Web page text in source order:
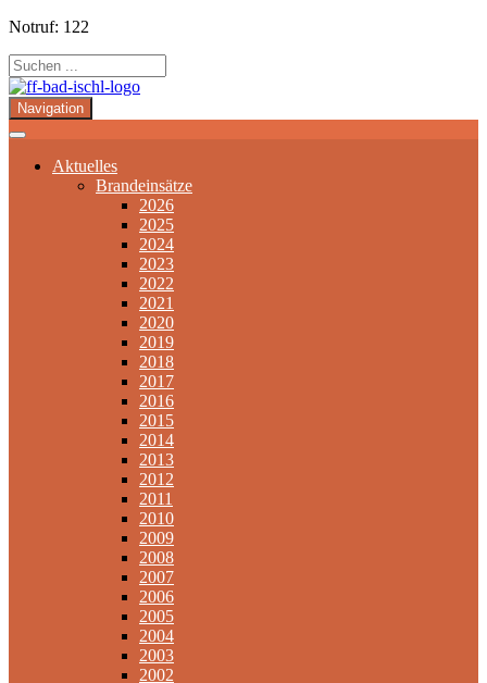
Notruf: 122
Navigation
Aktuelles
Brandeinsätze
2026
2025
2024
2023
2022
2021
2020
2019
2018
2017
2016
2015
2014
2013
2012
2011
2010
2009
2008
2007
2006
2005
2004
2003
2002